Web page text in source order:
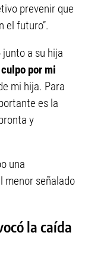
prevenir que
el futuro”.
a su hija
por mi
mi hija. Para
es la
y
una
menor señalado
la caída